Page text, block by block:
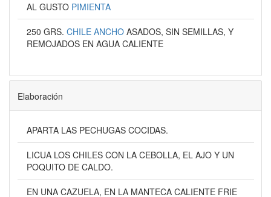
AL GUSTO PIMIENTA
250 GRS. CHILE ANCHO ASADOS, SIN SEMILLAS, Y
REMOJADOS EN AGUA CALIENTE
Elaboración
APARTA LAS PECHUGAS COCIDAS.
LICUA LOS CHILES CON LA CEBOLLA, EL AJO Y UN
POQUITO DE CALDO.
EN UNA CAZUELA, EN LA MANTECA CALIENTE FRIE